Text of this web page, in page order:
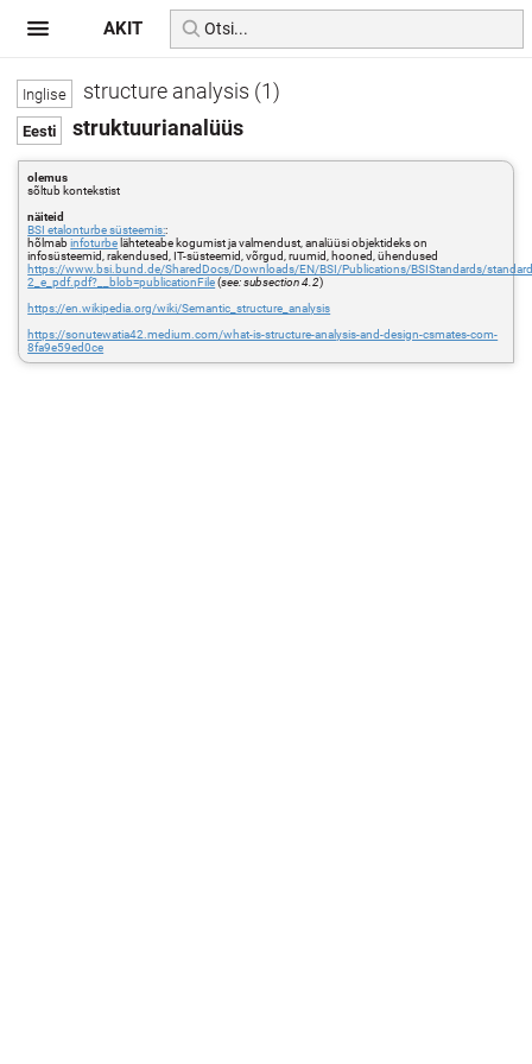
structure analysis (1)
struktuurianalüüs
olemus
sõltub kontekstist
näiteid
BSI etalonturbe süsteemis::
hõlmabinfoturbe lähteteabe kogumist ja valmendust, analüüsi objektideks on
infosüsteemid, rakendused, IT-süsteemid, võrgud, ruumid, hooned, ühendused
https://www.bsi.bund.de/SharedDocs/Downloads/EN/BSI/Publications/BSIStandards/
2_e_pdf.pdf?__blob=publicationFile(see: subsection 4.2)
https://en.wikipedia.org/wiki/Semantic_structure_analysis
https://sonutewatia42.medium.com/what-is-structure-analysis-and-design-csmates-com-
8fa9e59ed0ce
AKIT